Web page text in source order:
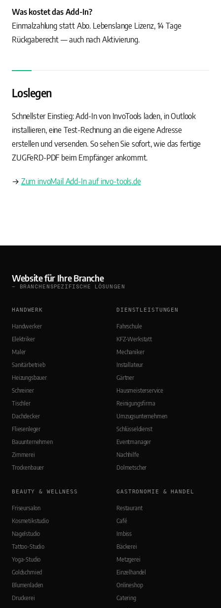
Was kostet das Add-In?
Einmalzahlung statt Abo. Lebenslange Lizenz, 14 Tage
Rückgaberecht — auch nach Aktivierung.
Loslegen
Schnellster Einstieg: Add-In von InvoTools laden, in Outlook
installieren, eine Test-Rechnung an die eigene Adresse
erstellen und versenden. So sehen Sie sofort, wie das fertige
ZUGFeRD-PDF beim Empfänger ankommt.
→ Zum invoMail Add-In auf invo-tools.de
Website für Ihre Branche
— BRANCHENSPEZIFISCHE LÖSUNGEN
HANDWERK
Handwerker
Elektriker
Maler
Sanitärbetrieb
Heizungsbauer
Schreiner
Tischler
Dachdecker
Fliesenleger
Bauunternehmen
Zimmerei
Trockenbauer
DIENSTLEISTUNGEN
Fahrschule
KFZ-Werkstatt
Mechaniker
Installateur
Gärtner
Hausmeisterservice
Reinigungsfirma
Umzugsunternehmen
Schlüsseldienst
Eventmanager
Nachhilfe
Dolmetscher
BEAUTY & WELLNESS
Friseursalon
Kosmetikstudio
Nagelstudio
Tattoo-Studio
Yoga-Studio
Goldschmied
Blumenladen
Druckerei
GASTRONOMIE & HANDEL
Restaurant
Café
Imbiss
Bäckerei
Metzgerei
Einzelhandel
Onlineshop
Catering